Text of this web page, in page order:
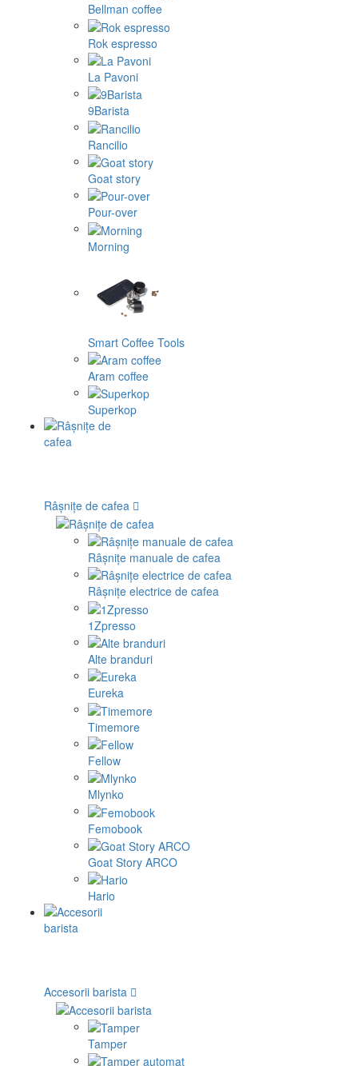
Bellman coffee
Rok espresso
La Pavoni
9Barista
Rancilio
Goat story
Pour-over
Morning
Smart Coffee Tools
Aram coffee
Superkop
Râșnițe de cafea
Râșnițe manuale de cafea
Râșnițe electrice de cafea
1Zpresso
Alte branduri
Eureka
Timemore
Fellow
Mlynko
Femobook
Goat Story ARCO
Hario
Accesorii barista
Tamper